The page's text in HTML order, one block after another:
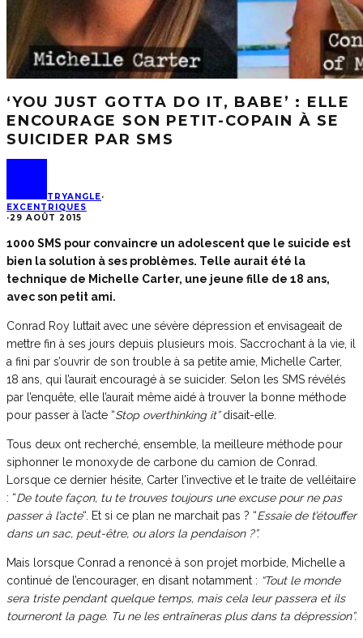
‘YOU JUST GOTTA DO IT, BABE’ : ELLE
ENCOURAGE SON PETIT-COPAIN À SE
SUICIDER PAR SMS
TRYANGLE·
EXCENTRIQUES
·29 AOÛT 2015
1000 SMS pour convaincre un adolescent que le suicide est
bien la solution à ses problèmes. Telle aurait été la
technique de Michelle Carter, une jeune fille de 18 ans,
avec son petit ami.
Conrad Roy luttait avec une sévère dépression et envisageait de
mettre fin à ses jours depuis plusieurs mois. S’accrochant à la vie, il
a fini par s’ouvrir de son trouble à sa petite amie, Michelle Carter,
18 ans, qui l’aurait encouragé à se suicider. Selon les SMS révélés
par l’enquête, elle l’aurait même aidé à trouver la bonne méthode
pour passer à l’acte “Stop overthinking it”disait-elle.
Tous deux ont recherché, ensemble, la meilleure méthode pour
siphonner le monoxyde de carbone du camion de Conrad.
Lorsque ce dernier hésite, Carter l’invective et le traite de velléitaire
: “De toute façon, tu te trouves toujours une excuse pour ne pas
passer à l’acte“. Et si ce plan ne marchait pas ? “Essaie de t’étouffer
dans un sac, peut-être, ou alors la pendaison ?”.
Mais lorsque Conrad a renoncé à son projet morbide, Michelle a
continué de l’encourager, en disant notamment : “Tout le monde
sera triste pendant quelque temps, mais cela leur passera et ils
tourneront la page. Tu ne les entraîneras plus dans ta dépression”.